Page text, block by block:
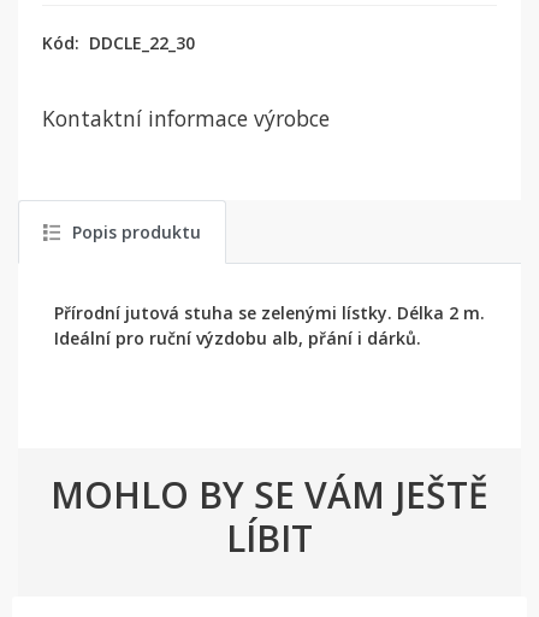
Kód: DDCLE_22_30
Kontaktní informace výrobce
Popis produktu
Přírodní jutová stuha se zelenými lístky. Délka 2 m.
Ideální pro ruční výzdobu alb, přání i dárků.
MOHLO BY SE VÁM JEŠTĚ
LÍBIT